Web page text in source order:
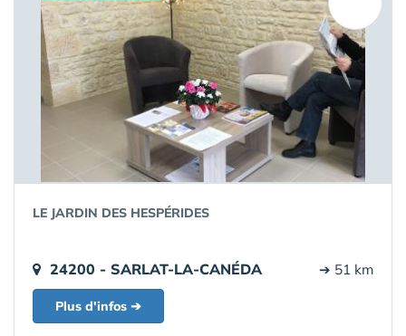
LE JARDIN DES HESPÉRIDES
24200 - SARLAT-LA-CANÉDA ➔ 51 km
Plus d'infos ➔